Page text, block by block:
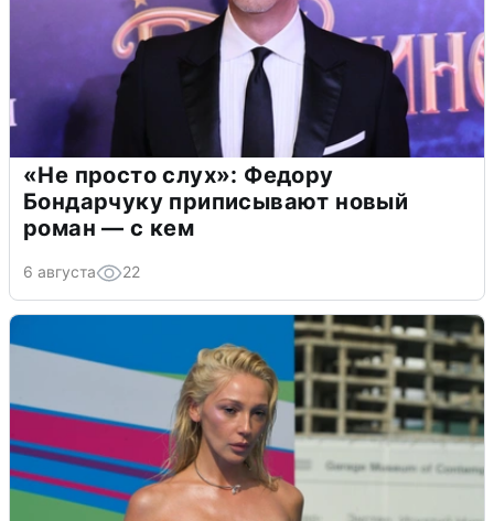
«Не просто слух»: Федору
Бондарчуку приписывают новый
роман — с кем
6 августа 22